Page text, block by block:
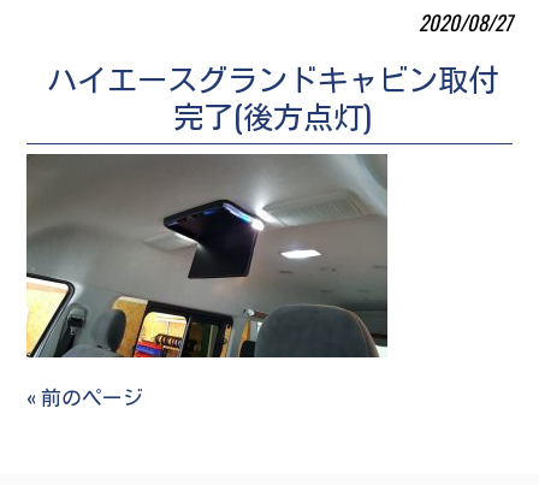
2020/08/27
ハイエースグランドキャビン取付
完了(後方点灯)
« 前のページ